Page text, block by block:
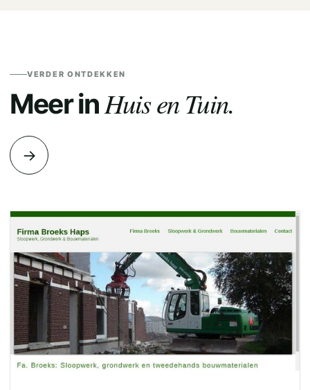
VERDER ONTDEKKEN
Meer inHuis en Tuin.
→